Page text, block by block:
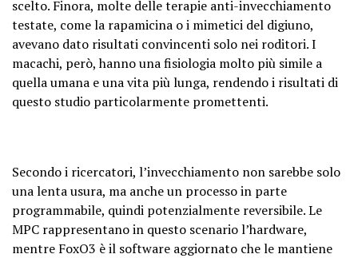
scelto. Finora, molte delle terapie anti-invecchiamento
testate, come la rapamicina o i mimetici del digiuno,
avevano dato risultati convincenti solo nei roditori. I
macachi, però, hanno una fisiologia molto più simile a
quella umana e una vita più lunga, rendendo i risultati di
questo studio particolarmente promettenti.
Secondo i ricercatori, l’invecchiamento non sarebbe solo
una lenta usura, ma anche un processo in parte
programmabile, quindi potenzialmente reversibile. Le
MPC rappresentano in questo scenario l’hardware,
mentre FoxO3 è il software aggiornato che le mantiene